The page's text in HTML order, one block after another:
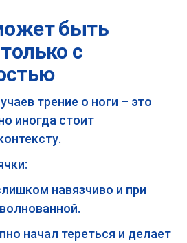
быть
с
трение о ноги – это
иногда стоит
навязчиво и при
начал тереться и делает